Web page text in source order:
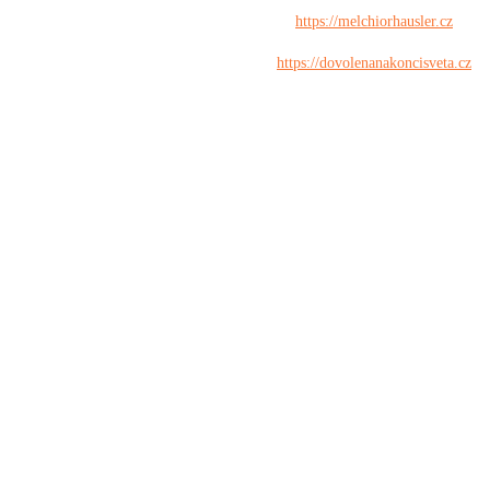
https://melchiorhausler.cz
https://dovolenanakoncisveta.cz